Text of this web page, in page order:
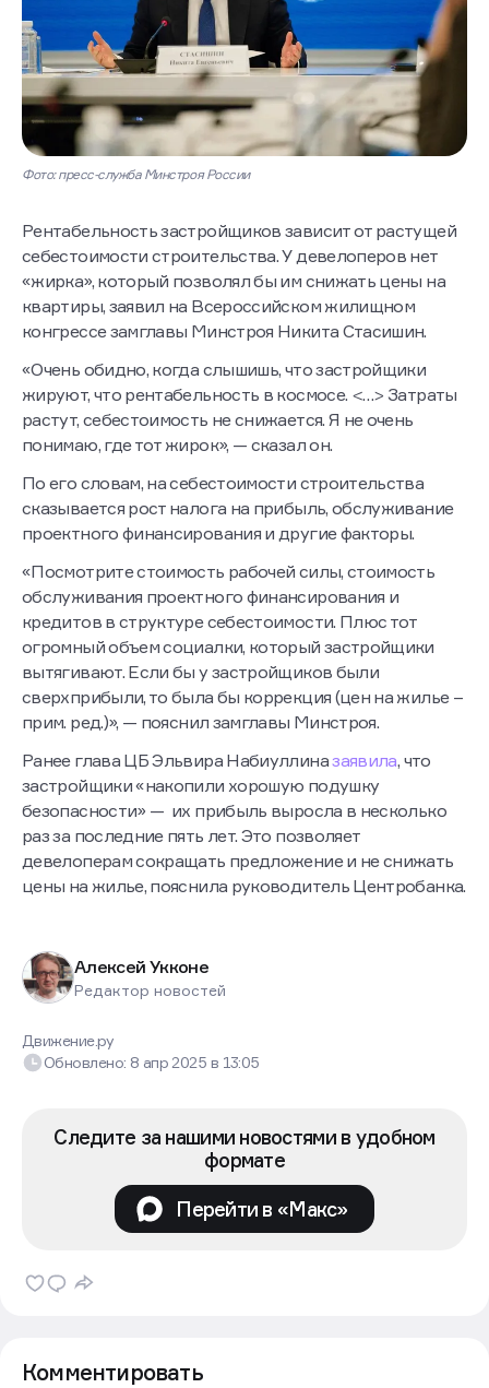
Фото: пресс-служба Минстроя России
Рентабельность застройщиков зависит от растущей
себестоимости строительства. У девелоперов нет
«жирка», который позволял бы им снижать цены на
квартиры, заявил на Всероссийском жилищном
конгрессе замглавы Минстроя Никита Стасишин.
«Очень обидно, когда слышишь, что застройщики
жируют, что рентабельность в космосе. <…> Затраты
растут, себестоимость не снижается. Я не очень
понимаю, где тот жирок», — сказал он.
По его словам, на себестоимости строительства
сказывается рост налога на прибыль, обслуживание
проектного финансирования и другие факторы.
«Посмотрите стоимость рабочей силы, стоимость
обслуживания проектного финансирования и
кредитов в структуре себестоимости. Плюс тот
огромный объем социалки, который застройщики
вытягивают. Если бы у застройщиков были
сверхприбыли, то была бы коррекция (цен на жилье –
прим. ред.)», — пояснил замглавы Минстроя.
Ранее глава ЦБ Эльвира Набиуллиназаявила, что
застройщики «накопили хорошую подушку
безопасности» — их прибыль выросла в несколько
раз за последние пять лет. Это позволяет
девелоперам сокращать предложение и не снижать
цены на жилье, пояснила руководитель Центробанка.
Алексей Укконе
Редактор новостей
Движение.ру
Обновлено: 8 апр 2025 в 13:05
Следите за нашими новостями в удобном
формате
Перейти в «Макс»
Комментировать